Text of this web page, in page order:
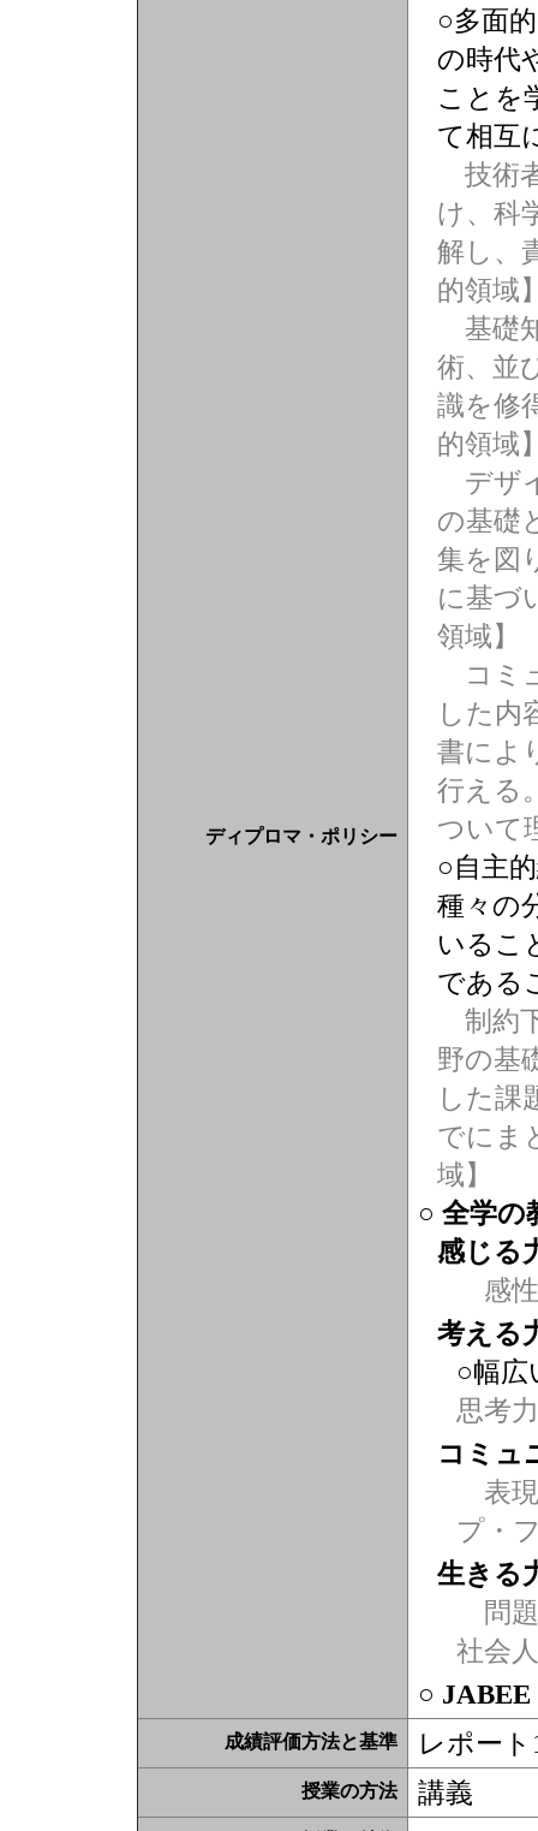
ディプロマ・ポリシー
○多面
の時代
ことを
て相互
技術
け、科
解し、
的領域
基礎
術、並
識を修
的領域
デザ
の基礎
集を図
に基づ
領域】
コミ
した内
書によ
行える
ついて
○自主
種々の
いるこ
である
制約
野の基
した課
でにま
域】
○ 全学の
感じる
感性
考える
○幅広
思考力
コミュ
表現
プ・
生きる
問題
社会
○
成績評価方法と基準 レポー
授業の方法 講義